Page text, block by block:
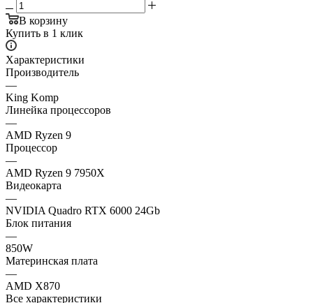
В корзину
Купить в 1 клик
Характеристики
Производитель
—
King Komp
Линейка процессоров
—
AMD Ryzen 9
Процессор
—
AMD Ryzen 9 7950X
Видеокарта
—
NVIDIA Quadro RTX 6000 24Gb
Блок питания
—
850W
Материнская плата
—
AMD X870
Все характеристики